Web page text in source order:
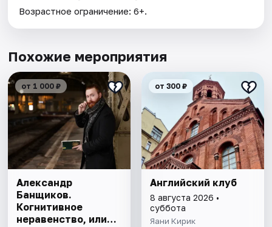
Возрастное ограничение: 6+.
Похожие мероприятия
от 1 000 ₽
Александр
Банщиков.
Когнитивное
неравенство, или
от 300 ₽
Английский клуб
8 августа 2026 •
суббота
Яани Кирик